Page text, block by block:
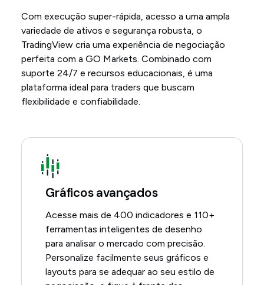
Com execução super-rápida, acesso a uma ampla
variedade de ativos e segurança robusta, o
TradingView cria uma experiência de negociação
perfeita com a GO Markets. Combinado com
suporte 24/7 e recursos educacionais, é uma
plataforma ideal para traders que buscam
flexibilidade e confiabilidade.
Gráficos avançados
Acesse mais de 400 indicadores e 110+
ferramentas inteligentes de desenho
para analisar o mercado com precisão.
Personalize facilmente seus gráficos e
layouts para se adequar ao seu estilo de